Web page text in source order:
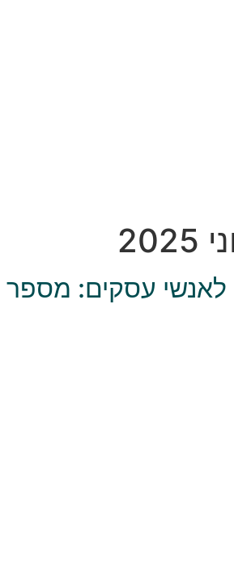
לאנשי עסקים: